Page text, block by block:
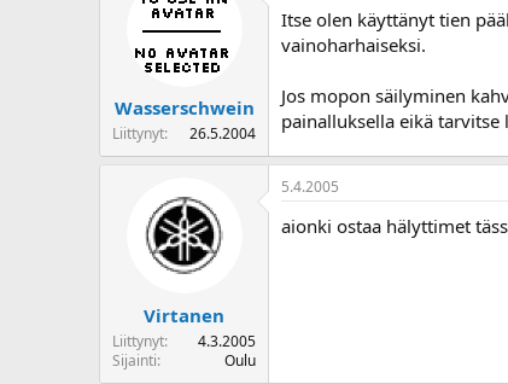
Wasserschwein
Liittynyt 26.5.2004
Itse olen käyttänyt tien
vainoharhaiseksi.
Jos mopon säilyminen
painalluksella eikä tarvitse
Virtanen
Liittynyt
4.3.2005
Sijainti
Oulu
5.4.2005
aionki ostaa hälyttimet